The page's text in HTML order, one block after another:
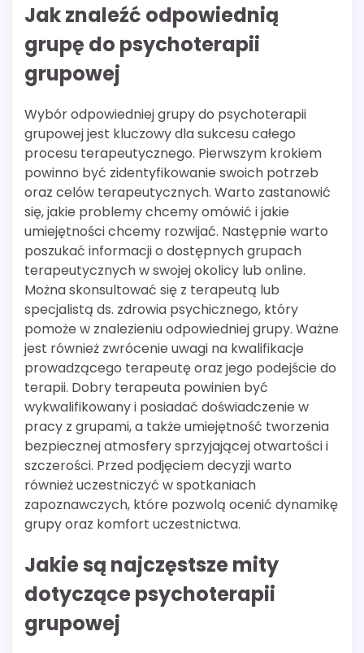
Jak znaleźć odpowiednią
grupę do psychoterapii
grupowej
Wybór odpowiedniej grupy do psychoterapii
grupowej jest kluczowy dla sukcesu całego
procesu terapeutycznego. Pierwszym krokiem
powinno być zidentyfikowanie swoich potrzeb
oraz celów terapeutycznych. Warto zastanowić
się, jakie problemy chcemy omówić i jakie
umiejętności chcemy rozwijać. Następnie warto
poszukać informacji o dostępnych grupach
terapeutycznych w swojej okolicy lub online.
Można skonsultować się z terapeutą lub
specjalistą ds. zdrowia psychicznego, który
pomoże w znalezieniu odpowiedniej grupy. Ważne
jest również zwrócenie uwagi na kwalifikacje
prowadzącego terapeutę oraz jego podejście do
terapii. Dobry terapeuta powinien być
wykwalifikowany i posiadać doświadczenie w
pracy z grupami, a także umiejętność tworzenia
bezpiecznej atmosfery sprzyjającej otwartości i
szczerości. Przed podjęciem decyzji warto
również uczestniczyć w spotkaniach
zapoznawczych, które pozwolą ocenić dynamikę
grupy oraz komfort uczestnictwa.
Jakie są najczęstsze mity
dotyczące psychoterapii
grupowej